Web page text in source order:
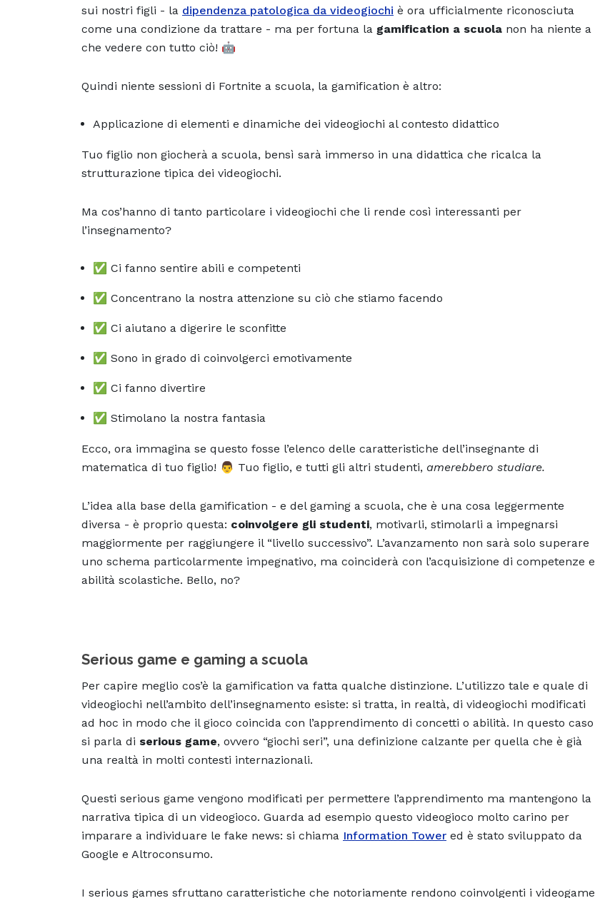
sui nostri figli - la dipendenza patologica da videogiochi è ora ufficialmente riconosciuta
come una condizione da trattare - ma per fortuna la gamification a scuola non ha niente a
che vedere con tutto ciò! 🤖
Quindi niente sessioni di Fortnite a scuola, la gamification è altro:
Applicazione di elementi e dinamiche dei videogiochi al contesto didattico
Tuo figlio non giocherà a scuola, bensì sarà immerso in una didattica che ricalca la
strutturazione tipica dei videogiochi.
Ma cos’hanno di tanto particolare i videogiochi che li rende così interessanti per
l’insegnamento?
✅ Ci fanno sentire abili e competenti
✅ Concentrano la nostra attenzione su ciò che stiamo facendo
✅ Ci aiutano a digerire le sconfitte
✅ Sono in grado di coinvolgerci emotivamente
✅ Ci fanno divertire
✅ Stimolano la nostra fantasia
Ecco, ora immagina se questo fosse l’elenco delle caratteristiche dell’insegnante di
matematica di tuo figlio! 👨 Tuo figlio, e tutti gli altri studenti, amerebbero studiare.
L’idea alla base della gamification - e del gaming a scuola, che è una cosa leggermente
diversa - è proprio questa: coinvolgere gli studenti, motivarli, stimolarli a impegnarsi
maggiormente per raggiungere il “livello successivo”. L’avanzamento non sarà solo superare
uno schema particolarmente impegnativo, ma coinciderà con l’acquisizione di competenze e
abilità scolastiche. Bello, no?
Serious game e gaming a scuola
Per capire meglio cos’è la gamification va fatta qualche distinzione. L’utilizzo tale e quale di
videogiochi nell’ambito dell’insegnamento esiste: si tratta, in realtà, di videogiochi modificati
ad hoc in modo che il gioco coincida con l’apprendimento di concetti o abilità. In questo caso
si parla di serious game, ovvero “giochi seri”, una definizione calzante per quella che è già
una realtà in molti contesti internazionali.
Questi serious game vengono modificati per permettere l’apprendimento ma mantengono la
narrativa tipica di un videogioco. Guarda ad esempio questo videogioco molto carino per
imparare a individuare le fake news: si chiama Information Tower ed è stato sviluppato da
Google e Altroconsumo.
I serious games sfruttano caratteristiche che notoriamente rendono coinvolgenti i videogame